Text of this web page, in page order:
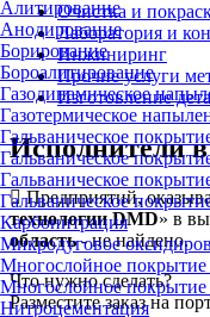
Алитирование
Анодирование
Борирование
Бороалитирование
Газодинамическое
Газотермическое
Гальваническое
Гальваническое
Гальваническое
Гальваническое
Карбонитрация
Микродуговое
Многослойное
Многослойное
Нитроцементация
Очистка и
Лаборатория и
Инжиниринг
Прочие услуги
Изготовление
Исполнители
Предприятий,
технологии DMD» в
область- не найдено.
Что нужно сделать?
Разместите заказ на